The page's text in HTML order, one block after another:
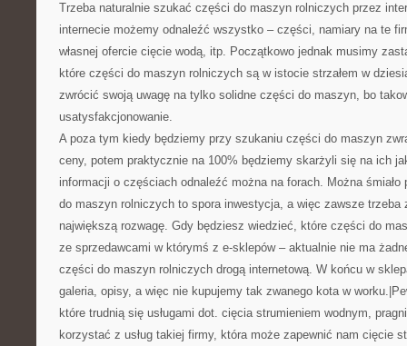
Trzeba naturalnie szukać części do maszyn rolniczych przez
internecie możemy odnaleźć wszystko – części, namiary na te
własnej ofercie cięcie wodą, itp. Początkowo jednak musimy
które części do maszyn rolniczych są w istocie strzałem w
zwrócić swoją uwagę na tylko solidne części do maszyn, bo
usatysfakcjonowanie.
A poza tym kiedy będziemy przy szukaniu części do maszyn
ceny, potem praktycznie na 100% będziemy skarżyli się na ich
informacji o częściach odnaleźć można na forach. Można
do maszyn rolniczych to spora inwestycja, a więc zawsze trzeba
największą rozwagę. Gdy będziesz wiedzieć, które części do
ze sprzedawcami w którymś z e-sklepów – aktualnie nie ma
części do maszyn rolniczych drogą internetową. W końcu w
galeria, opisy, a więc nie kupujemy tak zwanego kota w
które trudnią się usługami dot. cięcia strumieniem wodnym,
korzystać z usług takiej firmy, która może zapewnić nam cięcie